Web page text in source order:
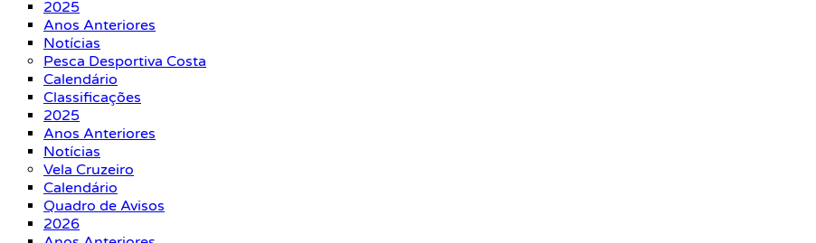
2025
Anos Anteriores
Notícias
Pesca Desportiva Costa
Calendário
Classificações
2025
Anos Anteriores
Notícias
Vela Cruzeiro
Calendário
Quadro de Avisos
2026